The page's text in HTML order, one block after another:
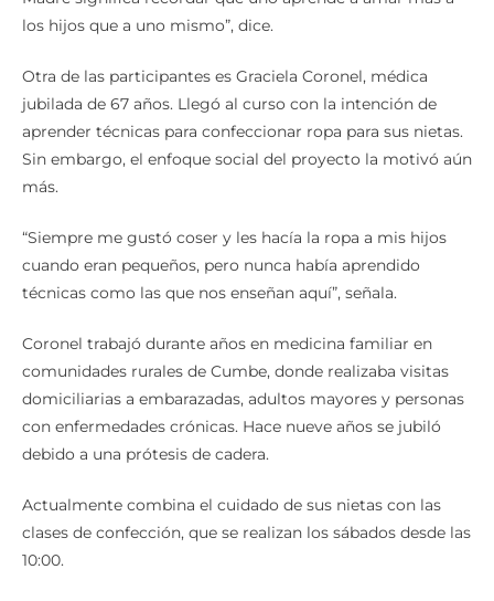
Madre significa recordar que uno aprende a amar más a
Otra de las participantes es Graciela Coronel, médica
jubilada de 67 años. Llegó al curso con la intención de
aprender técnicas para confeccionar ropa para sus nietas.
Sin embargo, el enfoque social del proyecto la motivó aún
“Siempre me gustó coser y les hacía la ropa a mis hijos
cuando eran pequeños, pero nunca había aprendido
Coronel trabajó durante años en medicina familiar en
comunidades rurales de Cumbe, donde realizaba visitas
domiciliarias a embarazadas, adultos mayores y personas
con enfermedades crónicas. Hace nueve años se jubiló
Actualmente combina el cuidado de sus nietas con las
clases de confección, que se realizan los sábados desde las